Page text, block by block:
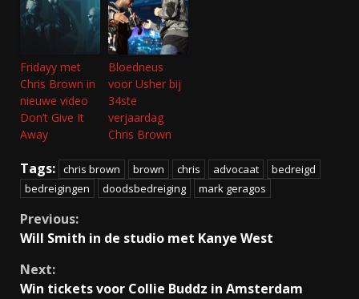
Fridayy met
Chris Brown in
nieuwe video
Don’t Give It
Away
Bloedneus
voor Usher bij
34ste
verjaardag
Chris Brown
Tags: chris brown brown chris advocaat
bedreigd
bedreigingen
doodsbedreiging mark geragos
Continue
Previous:
Will Smith in de studio met Kanye West
Next:
Win tickets voor Collie Buddz in Amsterdam